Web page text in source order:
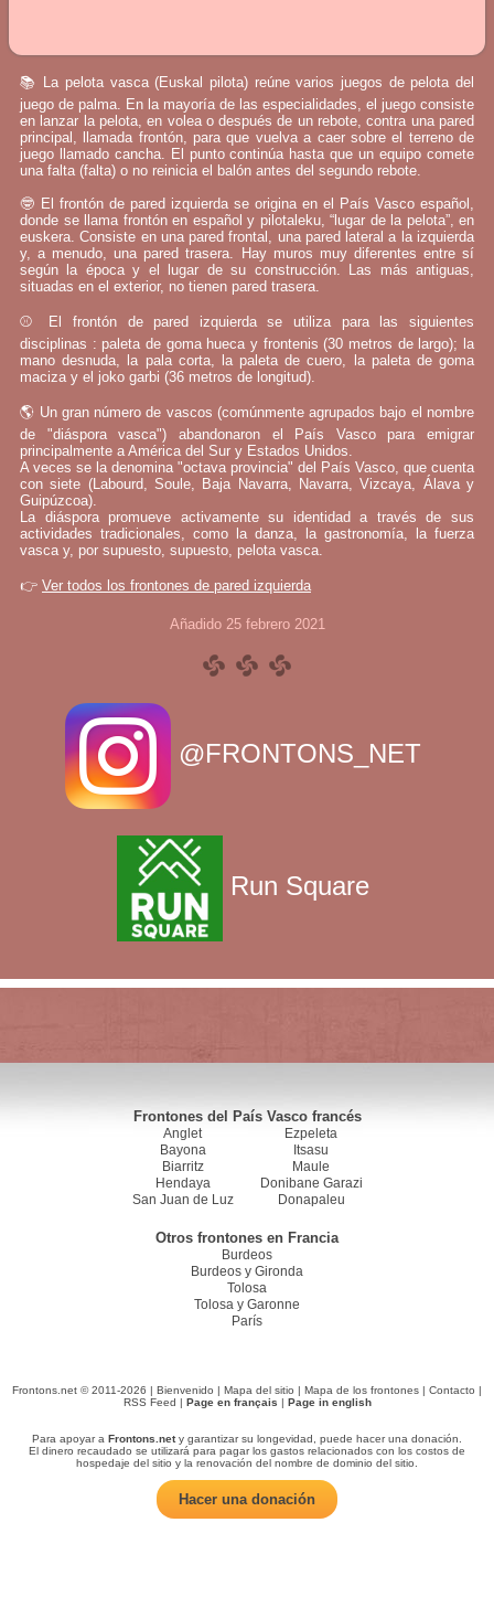
📚 La pelota vasca (Euskal pilota) reúne varios juegos de pelota del
juego de palma. En la mayoría de las especialidades, el juego consiste
en lanzar la pelota, en volea o después de un rebote, contra una pared
principal, llamada frontón, para que vuelva a caer sobre el terreno de
juego llamado cancha. El punto continúa hasta que un equipo comete
una falta (falta) o no reinicia el balón antes del segundo rebote.
🤓 El frontón de pared izquierda se origina en el País Vasco español,
donde se llama frontón en español y pilotaleku, “lugar de la pelota”, en
euskera. Consiste en una pared frontal, una pared lateral a la izquierda
y, a menudo, una pared trasera. Hay muros muy diferentes entre sí
según la época y el lugar de su construcción. Las más antiguas,
situadas en el exterior, no tienen pared trasera.
⚾ El frontón de pared izquierda se utiliza para las siguientes
disciplinas : paleta de goma hueca y frontenis (30 metros de largo); la
mano desnuda, la pala corta, la paleta de cuero, la paleta de goma
maciza y el joko garbi (36 metros de longitud).
🌎 Un gran número de vascos (comúnmente agrupados bajo el nombre
de "diáspora vasca") abandonaron el País Vasco para emigrar
principalmente a América del Sur y Estados Unidos.
A veces se la denomina "octava provincia" del País Vasco, que cuenta
con siete (Labourd, Soule, Baja Navarra, Navarra, Vizcaya, Álava y
Guipúzcoa).
La diáspora promueve activamente su identidad a través de sus
actividades tradicionales, como la danza, la gastronomía, la fuerza
vasca y, por supuesto, supuesto, pelota vasca.
👉 Ver todos los frontones de pared izquierda
Añadido 25 febrero 2021
@FRONTONS_NET
Run Square
Frontones del País Vasco francés
Anglet
Bayona
Biarritz
Hendaya
San Juan de Luz
Ezpeleta
Itsasu
Maule
Donibane Garazi
Donapaleu
Otros frontones en Francia
Burdeos
Burdeos y Gironda
Tolosa
Tolosa y Garonne
París
Frontons.net © 2011-2026 | Bienvenido | Mapa del sitio | Mapa de los frontones | Contacto |
RSS Feed | Page en français | Page in english
Para apoyar a Frontons.nety garantizar su longevidad, puede hacer una donación.
El dinero recaudado se utilizará para pagar los gastos relacionados con los costos de
hospedaje del sitio y la renovación del nombre de dominio del sitio.
Hacer una donación